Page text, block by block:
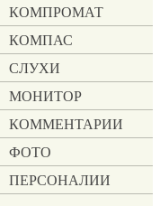
КОМПРОМАТ
КОМПАС
СЛУХИ
МОНИТОР
КОММЕНТАРИИ
ФОТО
ПЕРСОНАЛИИ